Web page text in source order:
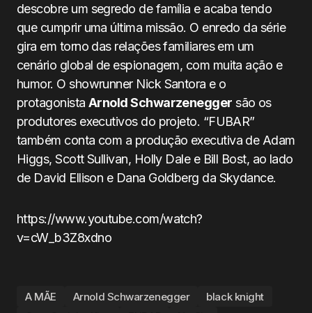
descobre um segredo de família e acaba tendo
que cumprir uma última missão. O enredo da série
gira em torno das relações familiares em um
cenário global de espionagem, com muita ação e
humor. O showrunner Nick Santora e o
protagonista Arnold Schwarzenegger são os
produtores executivos do projeto. “FUBAR”
também conta com a produção executiva de Adam
Higgs, Scott Sullivan, Holly Dale e Bill Bost, ao lado
de David Ellison e Dana Goldberg da Skydance.
https://www.youtube.com/watch?
v=cW_b3Z8xdno
A MÃE Arnold Schwarzenegger
black knight